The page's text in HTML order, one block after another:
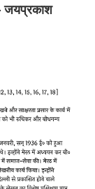
जयप्रकाश